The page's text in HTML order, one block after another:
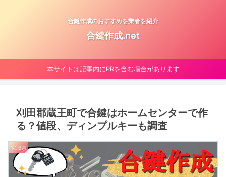
合鍵作成のおすすめを業者を紹介
合鍵作成.net
本サイトは記事内にPRを含む場合があります
刈田郡蔵王町で合鍵はホームセンターで作
る？値段、ディンプルキーも調査
宮城県